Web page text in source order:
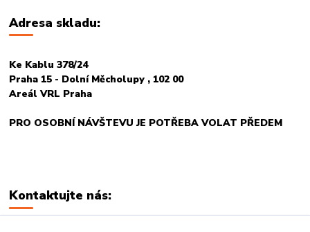
Adresa skladu:
Ke Kablu 378/24
Praha 15 - Dolní Měcholupy , 102 00
Areál VRL Praha
PRO OSOBNÍ NÁVŠTEVU JE POTŘEBA VOLAT PŘEDEM
Kontaktujte nás: